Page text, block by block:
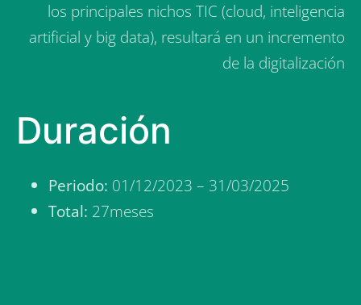
y utilidades de las herramientas inteligentes de
los principales nichos TIC (cloud, inteligencia
artificial y big data), resultará en un incremento
Duración